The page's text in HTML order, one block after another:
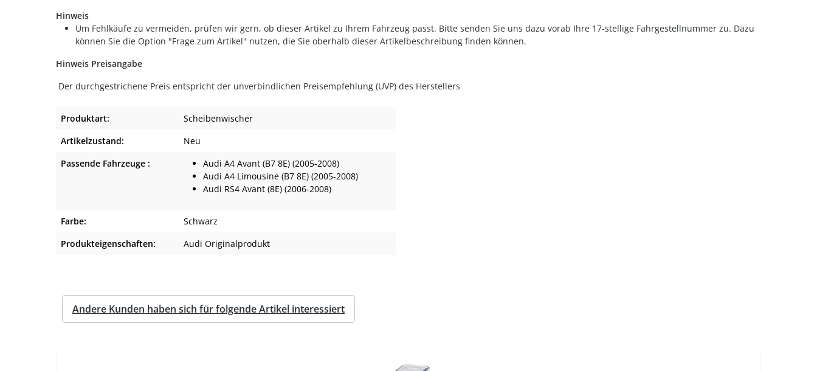
Hinweis
Um Fehlkäufe zu vermeiden, prüfen wir gern, ob dieser Artikel zu Ihrem Fahrzeug passt. Bitte senden Sie uns dazu vorab Ihre 17-stellige Fahrgestellnummer zu. Dazu
können Sie die Option "Frage zum Artikel" nutzen, die Sie oberhalb dieser Artikelbeschreibung finden können.
Hinweis Preisangabe
Der durchgestrichene Preis entspricht der unverbindlichen Preisempfehlung (UVP) des Herstellers
Produktart:
Scheibenwischer
Artikelzustand:
Neu
Passende Fahrzeuge :
Audi A4 Avant (B7 8E) (2005-2008)
Audi A4 Limousine (B7 8E) (2005-2008)
Audi RS4 Avant (8E) (2006-2008)
Farbe:
Schwarz
Produkteigenschaften:
Audi Originalprodukt
Andere Kunden haben sich für folgende Artikel interessiert